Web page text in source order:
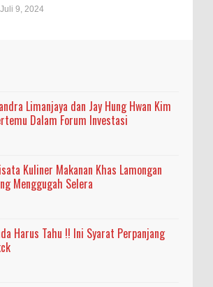
Juli 9, 2024
Limanjaya dan Jay Hung Hwan Kim
Dalam Forum Investasi
Kuliner Makanan Khas Lamongan
Menggugah Selera
Harus Tahu !! Ini Syarat Perpanjang